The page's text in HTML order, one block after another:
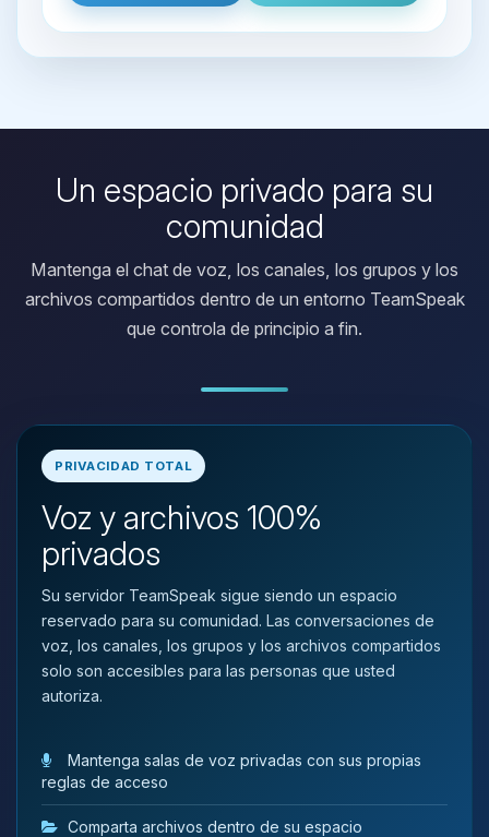
Un espacio privado para su
comunidad
Mantenga el chat de voz, los canales, los grupos y los
archivos compartidos dentro de un entorno TeamSpeak
que controla de principio a fin.
PRIVACIDAD TOTAL
Voz y archivos 100%
privados
Su servidor TeamSpeak sigue siendo un espacio
reservado para su comunidad. Las conversaciones de
voz, los canales, los grupos y los archivos compartidos
solo son accesibles para las personas que usted
autoriza.
Mantenga salas de voz privadas con sus propias
reglas de acceso
Comparta archivos dentro de su espacio
Yupi, por fin alguien con quien
hablar! Soy Choupy, tu pequeno
asistente de BoxToPlay. Cuentame
que necesitas y moveré mis
pequenos circuitos para ayudarte.
09/08/2026 16:46